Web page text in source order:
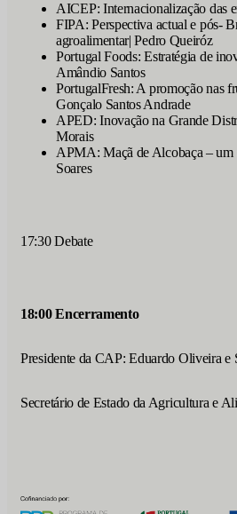
AICEP: Internacionalização das
FIPA: Perspectiva actual e pós-
agroalimentar| Pedro Queiróz
Portugal Foods: Estratégia de
Amândio Santos
PortugalFresh: A promoção nas
Gonçalo Santos Andrade
APED: Inovação na Grande
Morais
APMA: Maçã de Alcobaça – um
Soares
17:30 Debate
18:00 Encerramento
Presidente da CAP: Eduardo Oliveira e
Secretário de Estado da Agricultura e